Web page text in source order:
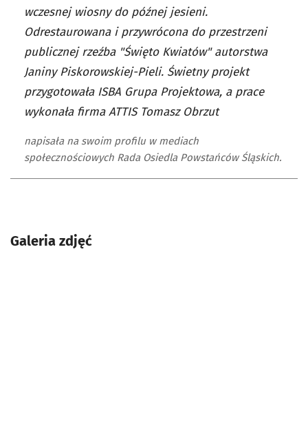
wczesnej wiosny do późnej jesieni.
Odrestaurowana i przywrócona do przestrzeni
publicznej rzeźba "Święto Kwiatów" autorstwa
Janiny Piskorowskiej-Pieli. Świetny projekt
przygotowała ISBA Grupa Projektowa, a prace
wykonała firma ATTIS Tomasz Obrzut
napisała na swoim profilu w mediach
społecznościowych Rada Osiedla Powstańców Śląskich.
Galeria zdjęć